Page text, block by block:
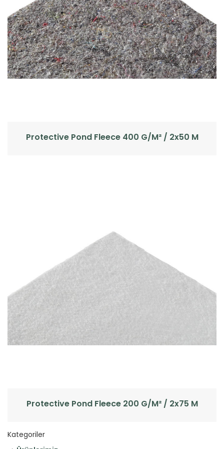
Protective Pond Fleece 400 G/m² / 2x50 M
Protective Pond Fleece 200 G/m² / 2x75 M
Kategoriler